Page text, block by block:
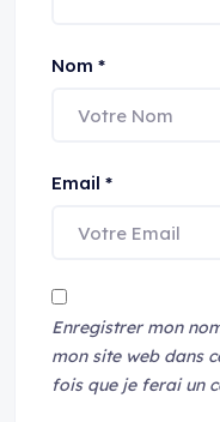
Nom *
Email *
Enregistrer mon
mon site web dans
fois que je ferai un